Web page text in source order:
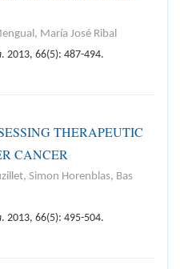
María José Ribal
. 2013, 66(5): 487-494.
THERAPEUTIC
CANCER
Simon Horenblas, Bas
. 2013, 66(5): 495-504.